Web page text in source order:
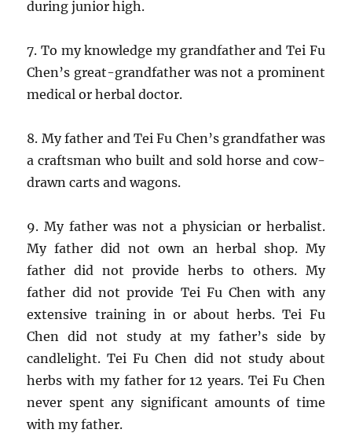
during junior high.
7. To my knowledge my grandfather and Tei Fu
Chen’s great-grandfather was not a prominent
medical or herbal doctor.
8. My father and Tei Fu Chen’s grandfather was
a craftsman who built and sold horse and cow-
drawn carts and wagons.
9. My father was not a physician or herbalist.
My father did not own an herbal shop. My
father did not provide herbs to others. My
father did not provide Tei Fu Chen with any
extensive training in or about herbs. Tei Fu
Chen did not study at my father’s side by
candlelight. Tei Fu Chen did not study about
herbs with my father for 12 years. Tei Fu Chen
never spent any significant amounts of time
with my father.